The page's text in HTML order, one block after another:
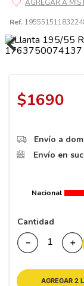
Ref.
$1690
Envío a
Envío en
Nacional
Cantidad
＋
－
AGREGAR 2